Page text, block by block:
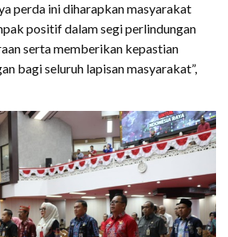
perda ini diharapkan masyarakat
positif dalam segi perlindungan
serta memberikan kepastian
bagi seluruh lapisan masyarakat”,